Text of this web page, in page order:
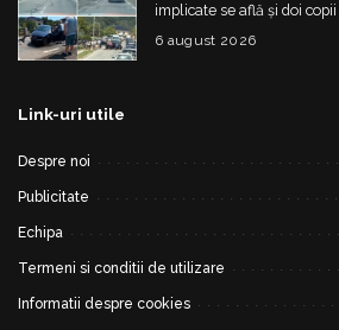
implicate se află și doi copii
6 august 2026
Link-uri utile
Despre noi
Publicitate
Echipa
Termeni si conditii de utilizare
Informatii despre cookies